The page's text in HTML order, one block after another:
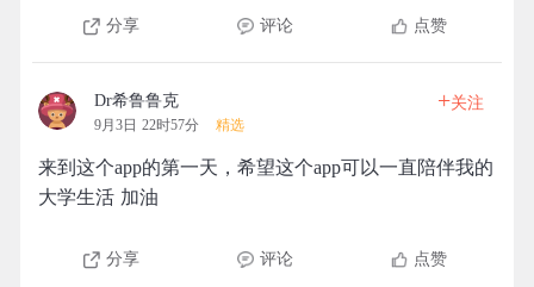
分享 评论 点赞
Dr希鲁鲁克
9月3日 22时57分 精选
+关注
来到这个app的第一天，希望这个app可以一直陪伴我的
大学生活 加油
分享 评论 点赞